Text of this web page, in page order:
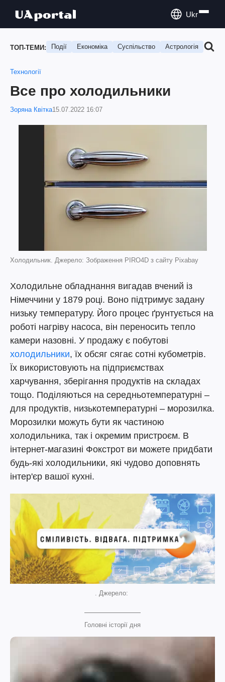
Ukr
ТОП-ТЕМИ: Події Економіка Суспільство Астрологія
Технології
Все про холодильники
Зоряна Квітка15.07.2022 16:07
Холодильник. Джерело: Зображення PIRO4D з сайту Pixabay
Холодильне обладнання вигадав вчений із
Німеччини у 1879 році. Воно підтримує задану
низьку температуру. Його процес ґрунтується на
роботі нагріву насоса, він переносить тепло
камери назовні. У продажу є побутові
холодильники, їх обсяг сягає сотні кубометрів.
Їх використовують на підприємствах
харчування, зберігання продуктів на складах
тощо. Поділяються на середньотемпературні –
для продуктів, низькотемпературні – морозилка.
Морозилки можуть бути як частиною
холодильника, так і окремим пристроєм. В
інтернет-магазині Фокстрот ви можете придбати
будь-які холодильники, які чудово доповнять
інтер'єр вашої кухні.
. Джерело:
Головні історії дня